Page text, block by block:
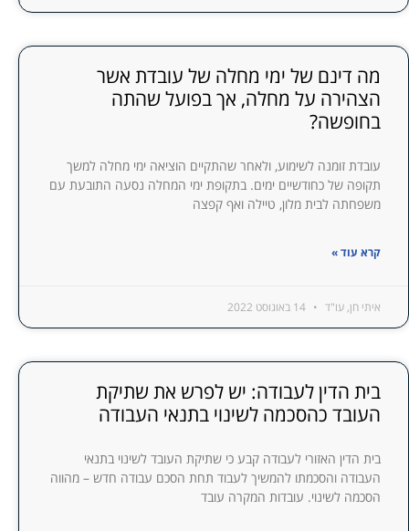
מה דינם של ימי מחלה של עובדת אשר
הצהירה על מחלה, אך בפועל שהתה
בחופשה?
עובדת זומנה לשימוע, ולאחר שהתקיים הוציאה ימי מחלה למשך
תקופה של כחודשיים ימים. בתקופת ימי המחלה נסעה התובעת עם
משפחתה לבית מלון, טיילה ואף קפצה
קרא עוד »
איתי חן, עו"ד
בית הדין לעבודה: יש לפרש את שתיקת
העובד כהסכמה לשינוי בתנאי העבודה
בית הדין האזורי לעבודה קבע כי שתיקת העובד לשינוי בתנאי
העבודה והסכמתו להמשיך לעבוד תחת הסכם עבודה חדש – מהווה
הסכמה לשינוי. עובדות המקרה עובד